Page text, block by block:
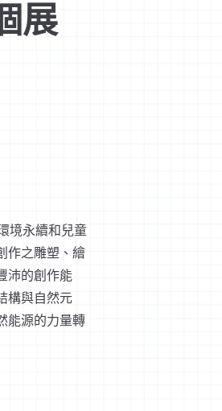
展
境永續和兒童
作之雕塑、繪
沛的創作能
構與自然元
能源的力量轉